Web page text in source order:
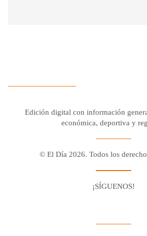
Edición digital con información
económica, deportiva y
© El Día 2026. Todos los
¡SÍGUENOS!